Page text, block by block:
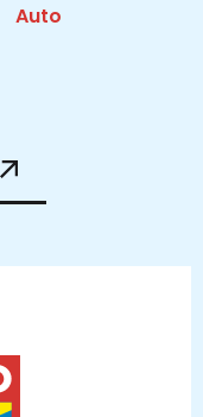
Auto